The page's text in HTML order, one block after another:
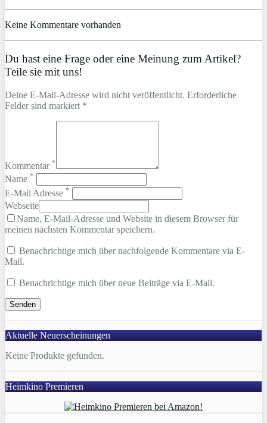
Keine Kommentare vorhanden
Du hast eine Frage oder eine Meinung zum Artikel?
Teile sie mit uns!
Deine E-Mail-Adresse wird nicht veröffentlicht. Erforderliche
Felder sind markiert *
Kommentar *
Name *
E-Mail Adresse *
Webseite
Name, E-Mail-Adresse und Website in diesem Browser für
meinen nächsten Kommentar speichern.
Benachrichtige mich über nachfolgende Kommentare via E-
Mail.
Benachrichtige mich über neue Beiträge via E-Mail.
Aktuelle Neuerscheinungen
Keine Produkte gefunden.
Heimkino Premieren